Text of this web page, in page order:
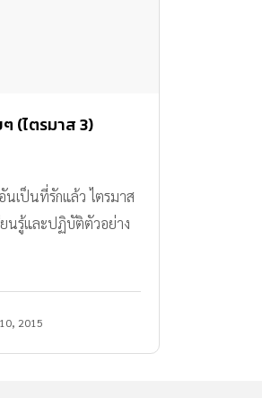
(ไตรมาส 3)
นเป็นที่รักแล้ว ไตรมาส
นรู้และปฏิบัติตัวอย่าง
2015